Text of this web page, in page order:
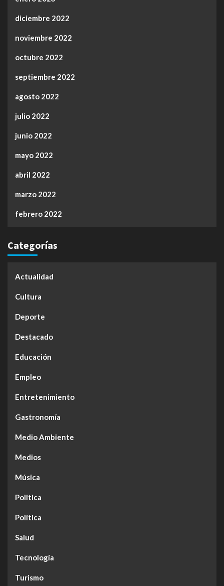
diciembre 2022
noviembre 2022
octubre 2022
septiembre 2022
agosto 2022
julio 2022
junio 2022
mayo 2022
abril 2022
marzo 2022
febrero 2022
Categorías
Actualidad
Cultura
Deporte
Destacado
Educación
Empleo
Entretenimiento
Gastronomía
Medio Ambiente
Medios
Música
Politica
Política
Salud
Tecnología
Turismo